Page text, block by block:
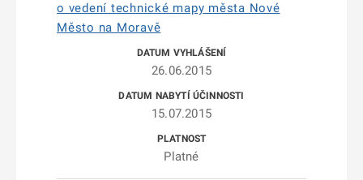
o vedení technické mapy města Nové
Město na Moravě
26.06.2015
15.07.2015
Platné